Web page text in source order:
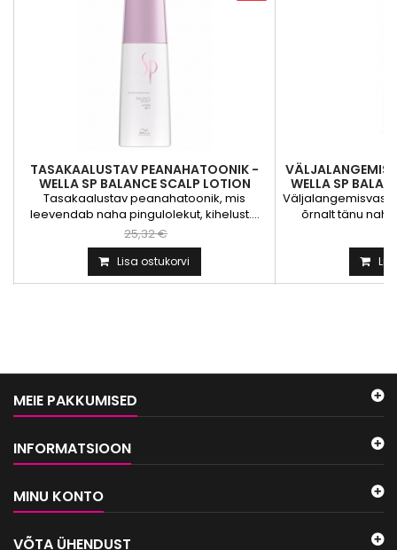
TASAKAALUSTAV PEANAHATOONIK -
WELLA SP BALANCE SCALP LOTION
Tasakaalustav peanahatoonik, mis
leevendab naha pingulolekut, kihelust....
25,32 €
Lisa ostukorvi
WELLA SP
õrnalt tänu
MEIE PAKKUMISED
INFORMATSIOON
MINU KONTO
VÕTA ÜHENDUST